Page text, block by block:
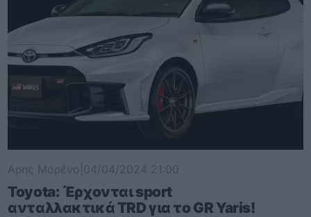
Αρης Μορένο 04/04/2024 21:00
Toyota: Έρχονται sport
ανταλλακτικά TRD για το GR Yaris!